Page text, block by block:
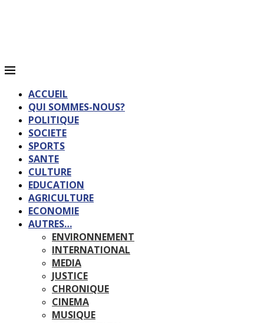
ACCUEIL
QUI SOMMES-NOUS?
POLITIQUE
SOCIETE
SPORTS
SANTE
CULTURE
EDUCATION
AGRICULTURE
ECONOMIE
AUTRES…
ENVIRONNEMENT
INTERNATIONAL
MEDIA
JUSTICE
CHRONIQUE
CINEMA
MUSIQUE